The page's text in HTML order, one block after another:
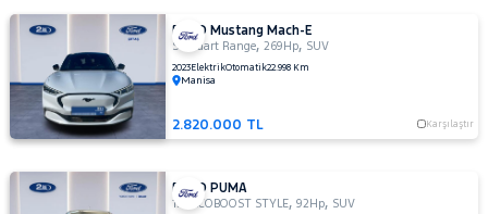
VOLVO
FORD Mustang Mach-E
Standart Range,269Hp, SUV
2023ElektrikOtomatik22.998 Km
Manisa
2.820.000 TL Karşılaştır
FORD PUMA
1.0 ECOBOOST STYLE,92Hp, SUV